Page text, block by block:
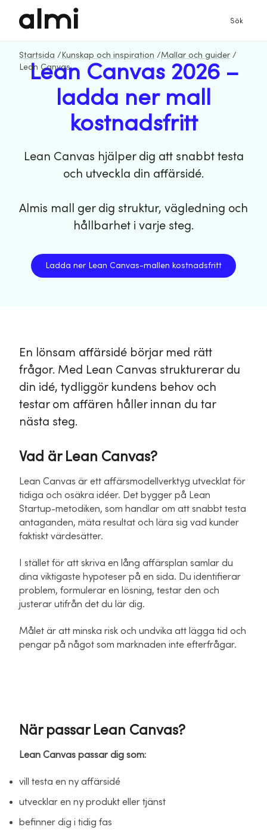
Sök
Startsida / Kunskap och inspiration /Mallar och guider /
Lean Canvas
Lean Canvas 2026 –
ladda ner mall
kostnadsfritt
Lean Canvas hjälper dig att snabbt testa
och utveckla din affärsidé.
Almis mall ger dig struktur, vägledning och
hållbarhet i varje steg.
Ladda ner Lean Canvas-mallen kostnadsfritt
En lönsam affärsidé börjar med rätt
frågor. Med Lean Canvas strukturerar du
din idé, tydliggör kundens behov och
testar om affären håller innan du tar
nästa steg.
Vad är Lean Canvas?
Lean Canvas är ett affärsmodellverktyg utvecklat för
tidiga och osäkra idéer. Det bygger på Lean
Startup-metodiken, som handlar om att snabbt testa
antaganden, mäta resultat och lära sig vad kunder
faktiskt värdesätter.
I stället för att skriva en lång affärsplan samlar du
dina viktigaste hypoteser på en sida. Du identifierar
problem, formulerar en lösning, testar den och
justerar utifrån det du lär dig.
Målet är att minska risk och undvika att lägga tid och
pengar på något som marknaden inte efterfrågar.
När passar Lean Canvas?
Lean Canvas passar dig som:
vill testa en ny affärsidé
utvecklar en ny produkt eller tjänst
befinner dig i tidig fas